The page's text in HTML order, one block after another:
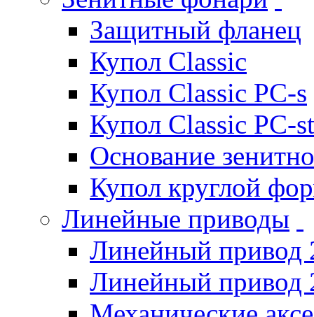
Защитный фланец
Купол Classic
Купол Classic PC-s
Купол Classic PC-st
Основание
Купол круглой
Линейные приводы
Линейный привод
Линейный привод